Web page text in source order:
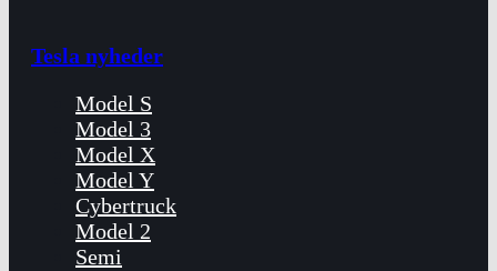
Tesla nyheder
Model S
Model 3
Model X
Model Y
Cybertruck
Model 2
Semi